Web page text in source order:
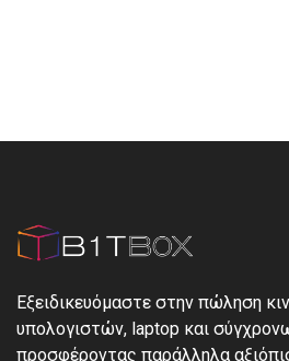
Εξειδικευόμαστε στην πώληση
υπολογιστών, laptop και
προσφέροντας παράλληλα